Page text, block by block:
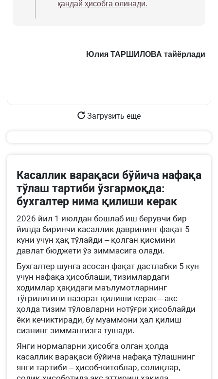
қандай ҳисобга олинади.
Юлия ТАРШИЛОВА тайёрлади
Загрузить еще
Касаллик варақаси бўйича нафақа
тўлаш тартиби ўзгармоқда:
бухгалтер нима қилиши керак
2026 йил 1 июлдан бошлаб иш берувчи бир
йилда биринчи касаллик даврининг фақат 5
куни учун ҳақ тўлайди – қолган қисмини
давлат бюджети ўз зиммасига олади.
Бухгалтер шунга асосан фақат дастлабки 5 кун
учун нафақа ҳисоблаши, тизимлардаги
ходимлар ҳақидаги маълумотларнинг
тўғрилигини назорат қилиши керак – акс
ҳолда тизим тўловларни нотўғри ҳисоблайди
ёки кечиктиради, бу муаммони ҳал қилиш
сизнинг зиммангизга тушади.
Янги нормаларни ҳисобга олган ҳолда
касаллик варақаси бўйича нафақа тўлашнинг
янги тартиби – ҳисоб-китоблар, солиқлар,